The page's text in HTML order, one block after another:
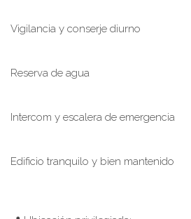
Vigilancia y conserje diurno
Reserva de agua
Intercom y escalera de emergencia
Edificio tranquilo y bien mantenido